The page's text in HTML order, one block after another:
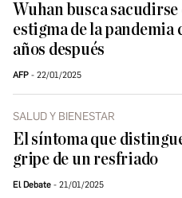
Wuhan busca sacudirse
estigma de la pandemia
años después
AFP 22/01/2025
SALUD Y BIENESTAR
El síntoma que
gripe de un resfriado
El Debate 21/01/2025